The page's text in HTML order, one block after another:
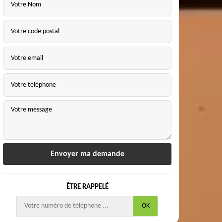
ÊTRE RAPPELÉ